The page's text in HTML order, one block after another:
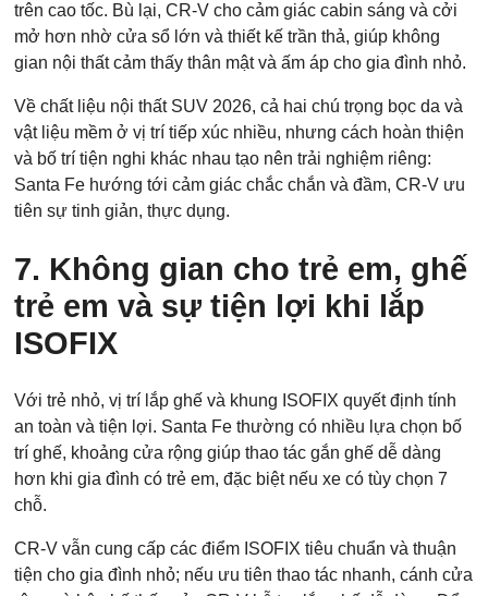
trên cao tốc. Bù lại, CR-V cho cảm giác cabin sáng và cởi
mở hơn nhờ cửa sổ lớn và thiết kế trần thả, giúp không
gian nội thất cảm thấy thân mật và ấm áp cho gia đình nhỏ.
Về chất liệu nội thất SUV 2026, cả hai chú trọng bọc da và
vật liệu mềm ở vị trí tiếp xúc nhiều, nhưng cách hoàn thiện
và bố trí tiện nghi khác nhau tạo nên trải nghiệm riêng:
Santa Fe hướng tới cảm giác chắc chắn và đầm, CR-V ưu
tiên sự tinh giản, thực dụng.
7. Không gian cho trẻ em, ghế
trẻ em và sự tiện lợi khi lắp
ISOFIX
Với trẻ nhỏ, vị trí lắp ghế và khung ISOFIX quyết định tính
an toàn và tiện lợi. Santa Fe thường có nhiều lựa chọn bố
trí ghế, khoảng cửa rộng giúp thao tác gắn ghế dễ dàng
hơn khi gia đình có trẻ em, đặc biệt nếu xe có tùy chọn 7
chỗ.
CR-V vẫn cung cấp các điểm ISOFIX tiêu chuẩn và thuận
tiện cho gia đình nhỏ; nếu ưu tiên thao tác nhanh, cánh cửa
Loại xe muốn báo giá*